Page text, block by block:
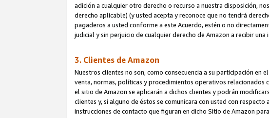
adición a cualquier otro derecho o recurso a nuestra disposición,
derecho aplicable) (y usted acepta y reconoce que no tendrá
pagaderos a usted conforme a este Acuerdo, estén o no
judicial y sin perjuicio de cualquier derecho de Amazon a recibir
3. Clientes de Amazon
Nuestros clientes no son, como consecuencia a su participación
venta, normas, políticas y procedimientos operativos relacionados
el sitio de Amazon se aplicarán a dichos clientes y podrán
clientes y, si alguno de éstos se comunicara con usted con
instrucciones de contacto que figuran en dicho Sitio de Amazon